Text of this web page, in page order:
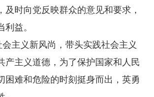
及时向党反映群众的意见和要求，
益。
主义新风尚，带头实践社会主义
产主义道德，为了保护国家和人民
困难和危险的时刻挺身而出，英勇